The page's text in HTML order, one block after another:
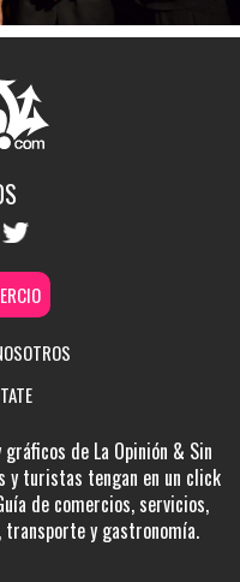
de La Opinión & Sin
y turistas tengan en un click
de comercios, servicios,
y gastronomía.